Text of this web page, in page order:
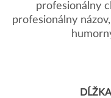
profesionálny
profesionálny